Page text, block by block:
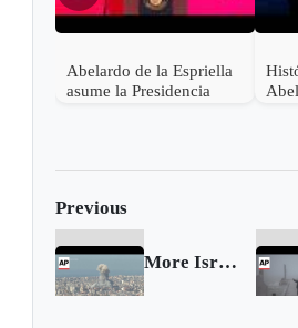
Abelardo de la Espriella
asume la Presidencia
Previous
More Israeli strikes hit Beirut as Hezbollah launch rockets toward Israel